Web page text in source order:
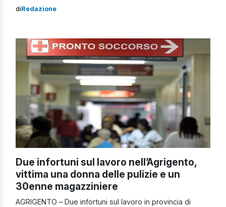
itinere, cioè nel tragitto di andata e ritorno tra l’abitazione
diRedazione
Due infortuni sul lavoro nell’Agrigento,
vittima una donna delle pulizie e un
30enne magazziniere
AGRIGENTO – Due infortuni sul lavoro in provincia di